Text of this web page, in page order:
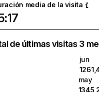
media de la visita
de últimas visitas 3
jun
may